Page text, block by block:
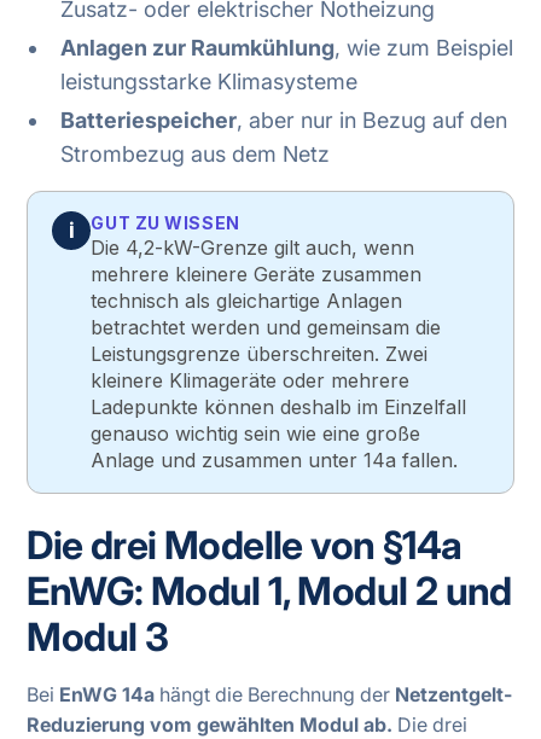
Zusatz- oder elektrischer Notheizung
Anlagen zur Raumkühlung, wie zum Beispiel
leistungsstarke Klimasysteme
Batteriespeicher, aber nur in Bezug auf den
Strombezug aus dem Netz
i GUT ZU WISSEN
Die 4,2-kW-Grenze gilt auch, wenn
mehrere kleinere Geräte zusammen
technisch als gleichartige Anlagen
betrachtet werden und gemeinsam die
Leistungsgrenze überschreiten. Zwei
kleinere Klimageräte oder mehrere
Ladepunkte können deshalb im Einzelfall
genauso wichtig sein wie eine große
Anlage und zusammen unter 14a fallen.
Die drei Modelle von §14a
EnWG: Modul 1, Modul 2 und
Modul 3
Bei EnWG 14a hängt die Berechnung der Netzentgelt-
Reduzierung vom gewählten Modul ab. Die drei